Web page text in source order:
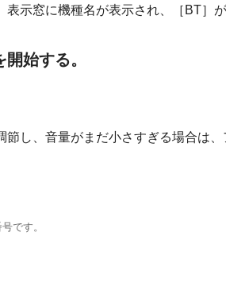
示窓に機種名が表示され、［BT］が
始する。
節し、音量がまだ小さすぎる場合は
です。